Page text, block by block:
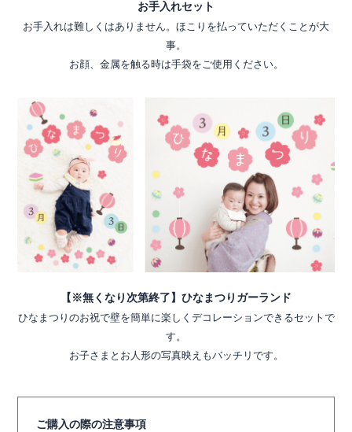
お手入れセット
お手入れは難しくはありません。ほこりを払っていただくことが大
事。
お顔、金属を触る時は手袋をご使用ください。
【※無くなり次第終了】ひなまつりガーランド
ひなまつりのお祝で壁を簡単に楽しくデコレーションできるセットで
す。
お子さまとお人形の写真映えもバッチリです。
ご購入の際の注意事項